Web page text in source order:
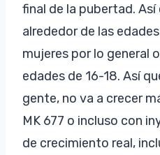
final de la pubertad.
alrededor de las
mujeres por lo general
edades de 16-18. Así
gente, no va a crecer
MK 677 o incluso con
de crecimiento real,